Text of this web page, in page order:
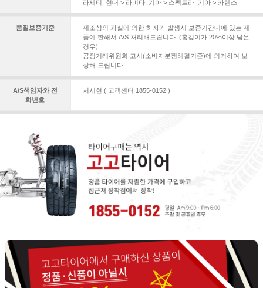
라세티
현대 > 라비타, 기아 > 스펙트라, 기아 > 카렌스
품질보증기준
제조상의 과실에 의한 하자가 발생시 보증기간내에 있는 제
품에 한해서 A/S 처리해드립니다. (홈깊이가 20%이상 남은
경우)
공정거래위원회 고시(소비자분쟁해결기준)에 의거하여 보
상해 드립니다.
A/S책임자와 전
화번호
서시현 ( 고객센터 1855-0152 )